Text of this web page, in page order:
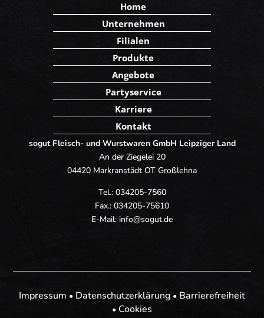
Home
Unternehmen
Filialen
Produkte
Angebote
Partyservice
Karriere
Kontakt
sogut Fleisch- und Wurstwaren GmbH Leipziger Land
An der Ziegelei 20
04420 Markranstädt OT Großlehna
Tel.: 034205-7560
Fax.: 034205-75610
E-Mail: info@sogut.de
Impressum • Datenschutzerklärung • Barrierefreiheit
• Cookies